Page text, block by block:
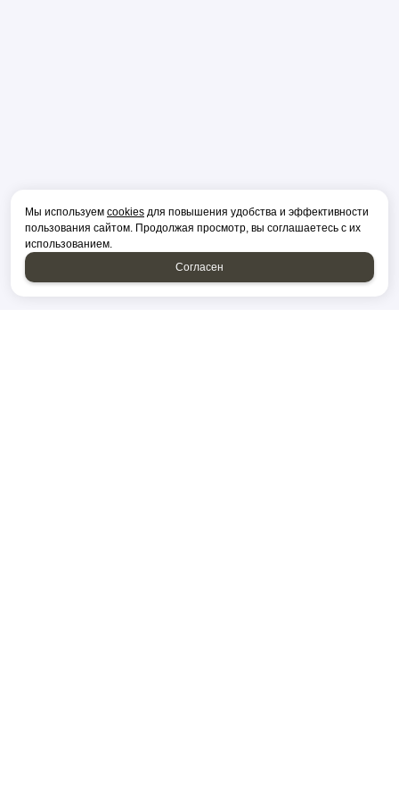
Мы используем cookies для повышения удобства и эффективности
пользования сайтом. Продолжая просмотр, вы соглашаетесь с их
использованием.
Согласен